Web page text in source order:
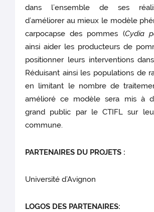
dans l’ensemble de ses
d’améliorer au mieux le modèle
carpocapse des pommes (Cydia
ainsi aider les producteurs de
positionner leurs interventions
Réduisant ainsi les populations de
en limitant le nombre de
amélioré ce modèle sera mis à
grand public par le CTIFL sur
commune.
PARTENAIRES DU PROJETS :
Université d’Avignon
LOGOS DES PARTENAIRES: